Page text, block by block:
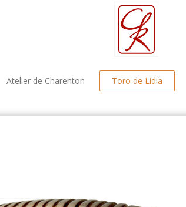
Atelier de Charenton Toro de Lidia